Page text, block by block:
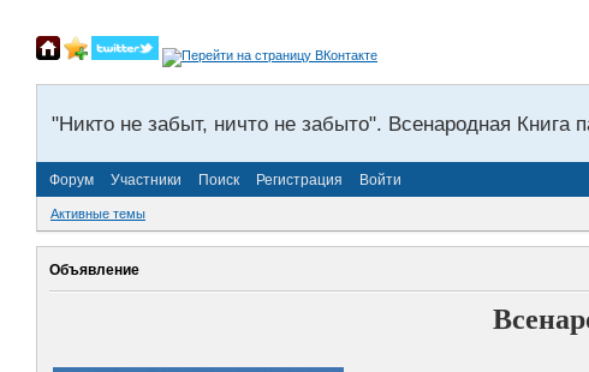
"Никто не забыт, ничто не забыто". Всенародная Книга
Форум Участники Поиск Регистрация Войти
Активные темы
Объявление